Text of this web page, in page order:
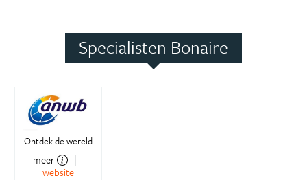
Specialisten Bonaire
Ontdek de wereld
meer
website